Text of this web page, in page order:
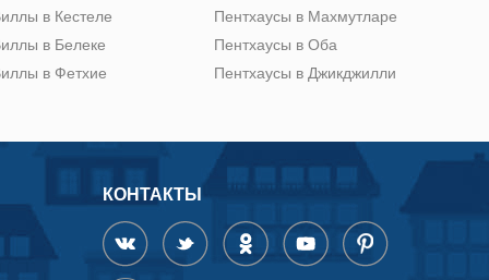
в Кестеле
в Белеке
в Фетхие
Пентхаусы в Махмутларе
Пентхаусы в Оба
Пентхаусы в Джикджилли
КОНТАКТЫ